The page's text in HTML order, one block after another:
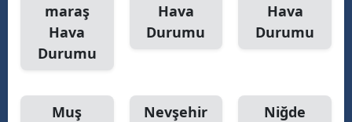
maraş
Hava
Durumu
Hava
Durumu
Hava
Durumu
Muş
Nevşehir
Niğde